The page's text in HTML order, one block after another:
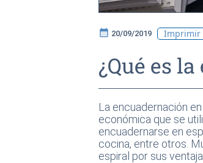
calendar_month 20/09/2019 Imprimir
¿Qué es
La encuadernación
económica que se
encuadernarse en
cocina, entre otros.
espiral por sus